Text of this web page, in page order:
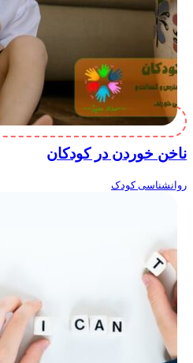
ناخن خوردن در کودکان
روانشناسی کودک